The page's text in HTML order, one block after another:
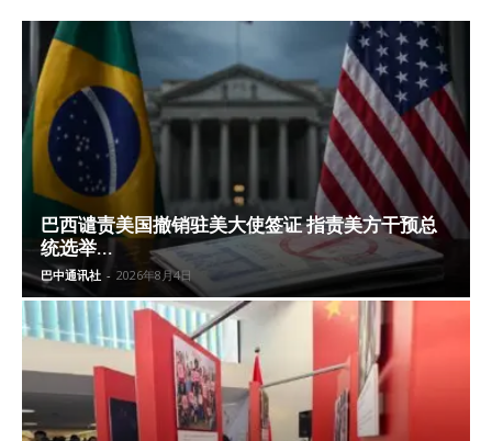
巴西谴责美国撤销驻美大使签证 指责美方干预总
统选举...
巴中通讯社 - 2026年8月4日